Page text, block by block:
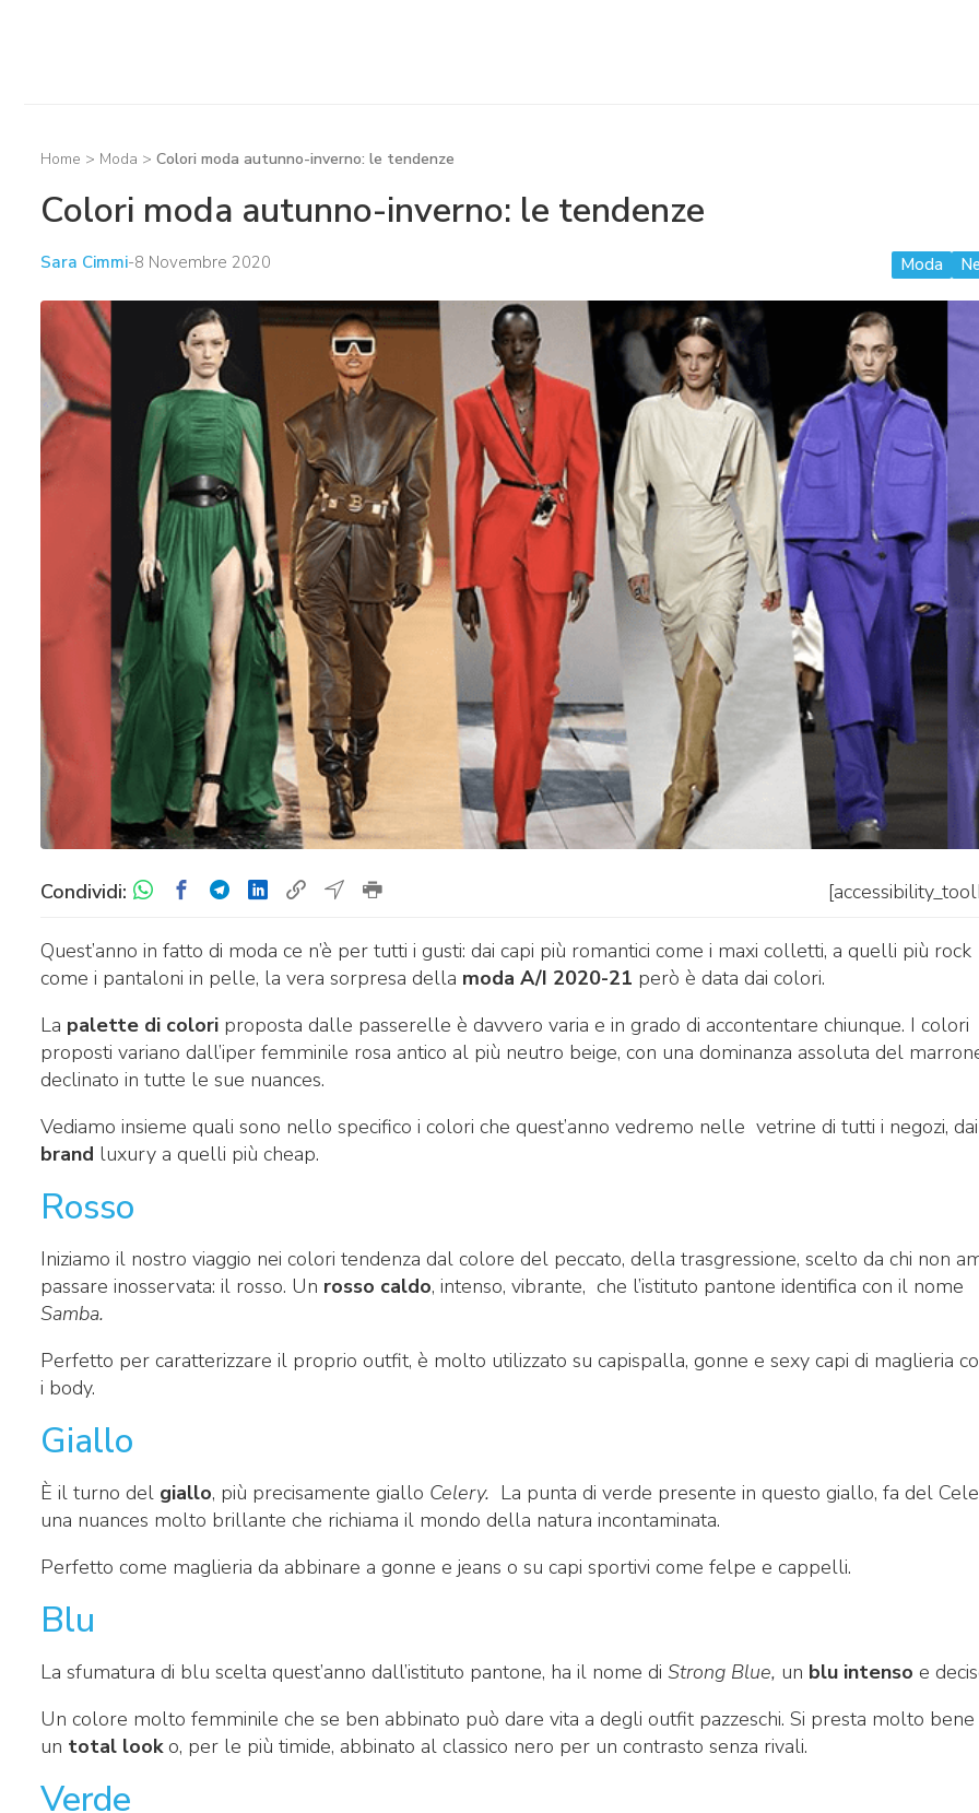
Home > Moda > Colori moda autunno-inverno: le tendenze
Colori moda autunno-inverno: le tendenze
Sara Cimmi-8 Novembre 2020 Moda
Condividi:
Quest’anno in fatto di moda ce n’è per tutti i gusti: dai capi più romantici come i maxi colletti, a quelli più rock
come i pantaloni in pelle, la vera sorpresa della moda A/I 2020-21 però è data dai colori.
La palette di colori proposta dalle passerelle è davvero varia e in grado di accontentare chiunque. I colori
proposti variano dall’iper femminile rosa antico al più neutro beige, con una dominanza assoluta del
declinato in tutte le sue nuances.
Vediamo insieme quali sono nello specifico i colori che quest’anno vedremo nelle vetrine di tutti i negozi, dai
brand luxury a quelli più cheap.
Rosso
Iniziamo il nostro viaggio nei colori tendenza dal colore del peccato, della trasgressione, scelto da chi non
passare inosservata: il rosso. Un rosso caldo, intenso, vibrante, che l’istituto pantone identifica con il nome
Samba.
Perfetto per caratterizzare il proprio outfit, è molto utilizzato su capispalla, gonne e sexy capi di maglieria
i body.
Giallo
È il turno del giallo, più precisamente giallo Celery. La punta di verde presente in questo giallo, fa del
una nuances molto brillante che richiama il mondo della natura incontaminata.
Perfetto come maglieria da abbinare a gonne e jeans o su capi sportivi come felpe e cappelli.
Blu
La sfumatura di blu scelta quest’anno dall’istituto pantone, ha il nome di Strong Blue, un blu intenso e
Un colore molto femminile che se ben abbinato può dare vita a degli outfit pazzeschi. Si presta molto bene
un total looko, per le più timide, abbinato al classico nero per un contrasto senza rivali.
Verde